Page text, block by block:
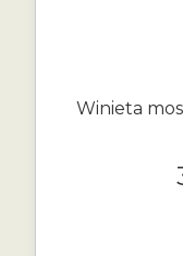
Winieta